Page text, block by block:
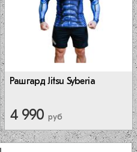
Рашгард Jitsu Syberia
4 990 руб